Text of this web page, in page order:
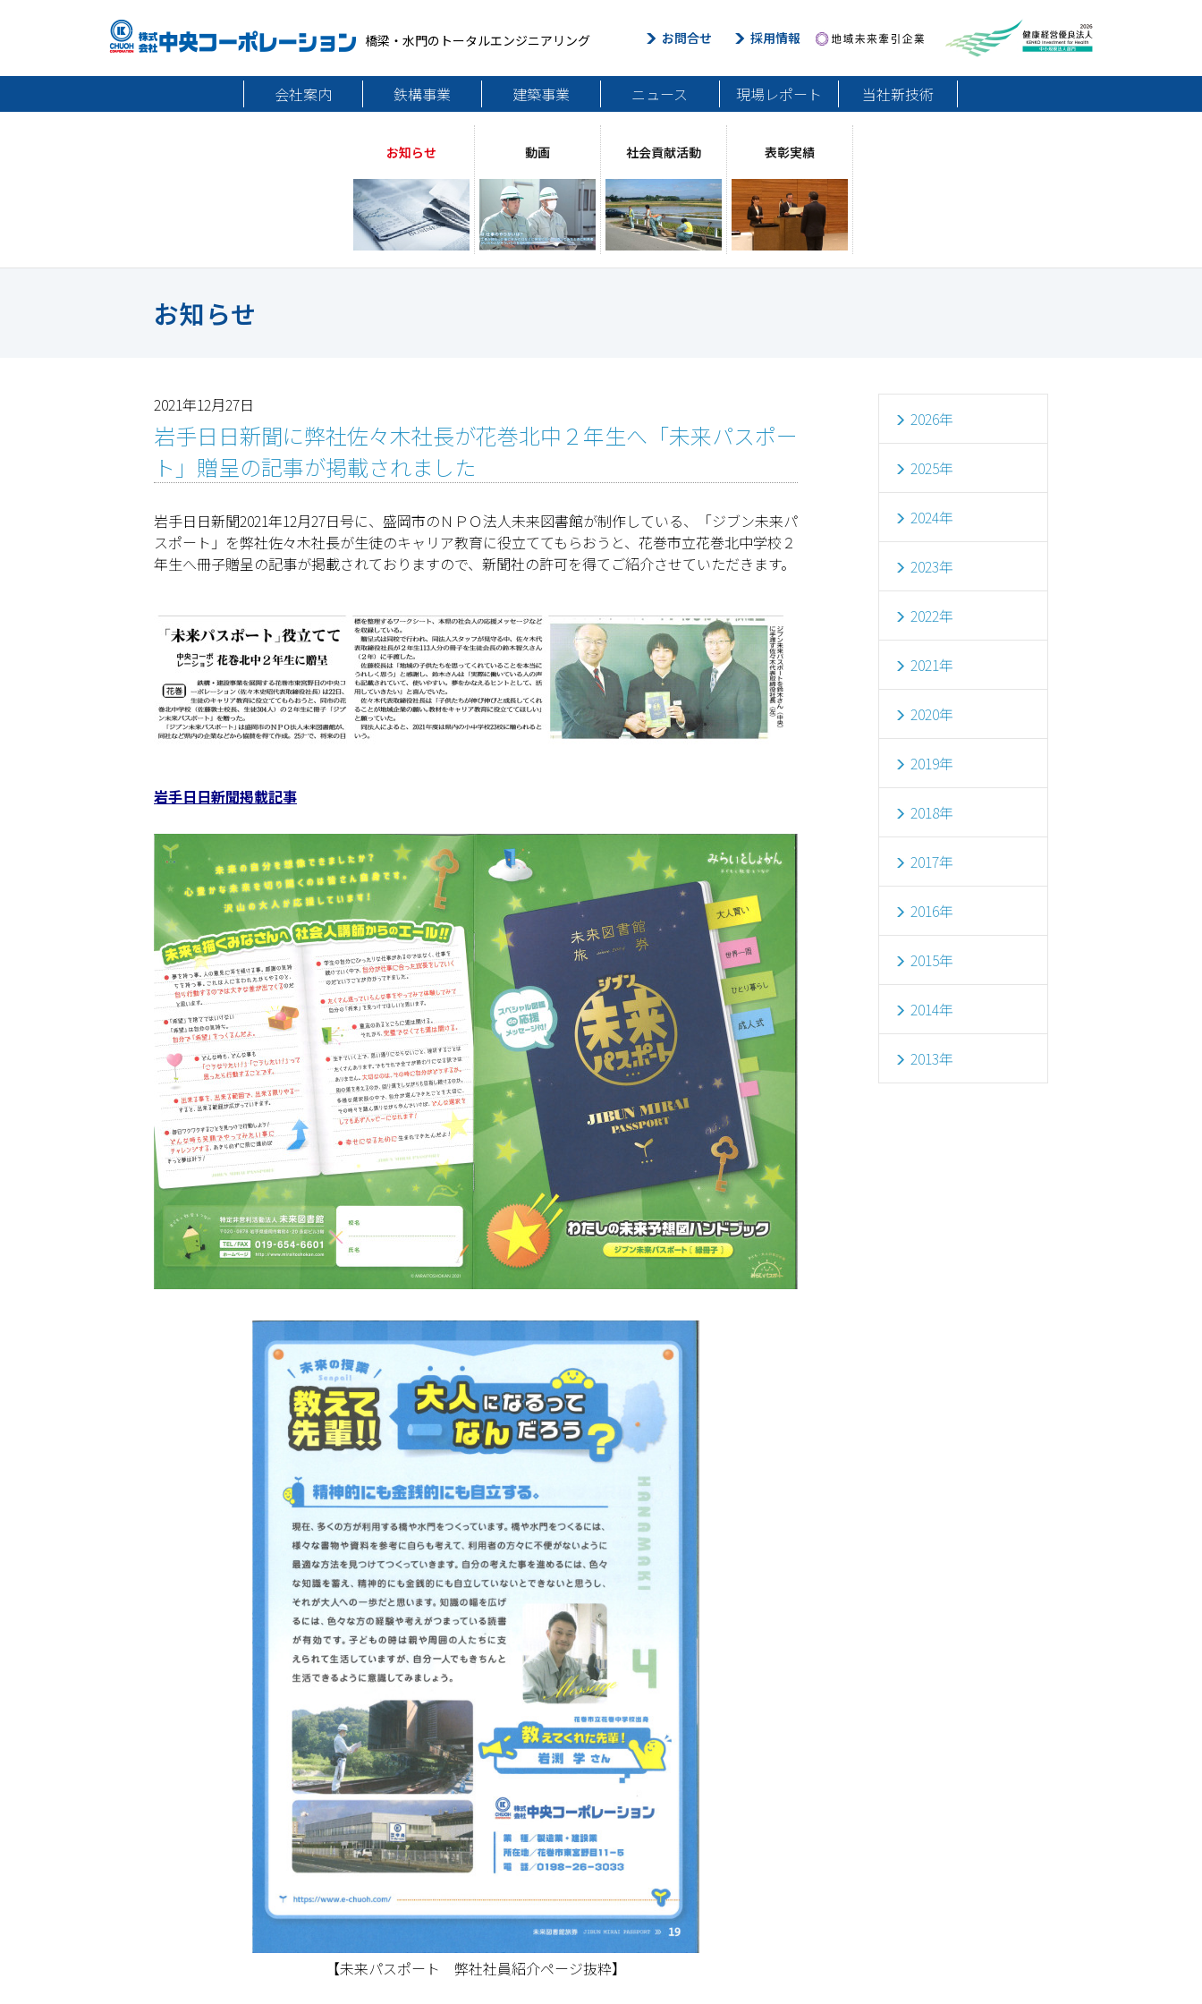
橋梁・水門のトータルエンジニアリング お問合せ 採用情報
会社案内
鉄構事業 建築事業 ニュース 現場レポート 当社新技術
お知らせ 動画 社会貢献活動 表彰実績
お知らせ
2026年
2025年
2024年
2023年
2022年
2021年
2020年
2019年
2018年
2017年
2016年
2015年
2014年
2013年
2021年12月27日
岩手日日新聞に弊社佐々木社長が花巻北中２年生へ「未来パスポー
ト」贈呈の記事が掲載されました
岩手日日新聞2021年12月27日号に、盛岡市のＮＰＯ法人未来図書館が制作している、「ジブン未来パ
スポート」を弊社佐々木社長が生徒のキャリア教育に役立ててもらおうと、花巻市立花巻北中学校２
年生へ冊子贈呈の記事が掲載されておりますので、新聞社の許可を得てご紹介させていただきます。
岩手日日新聞掲載記事
【未来パスポート 弊社社員紹介ページ抜粋】